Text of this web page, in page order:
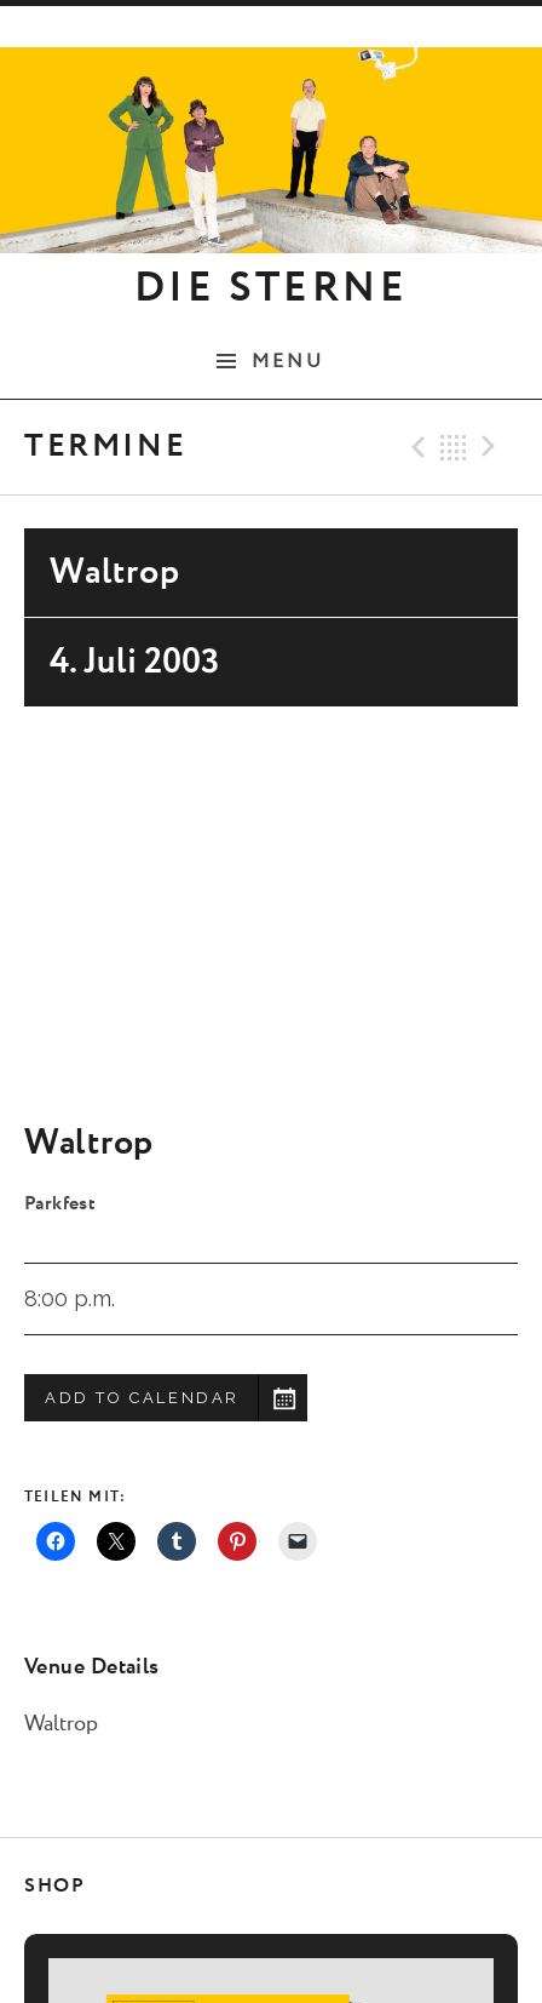
DIE STERNE
MENU
TERMINE
Waltrop
4. Juli 2003
Waltrop
Parkfest
8:00 p.m.
ADD TO CALENDAR
TEILEN MIT:
Venue Details
Waltrop
SHOP